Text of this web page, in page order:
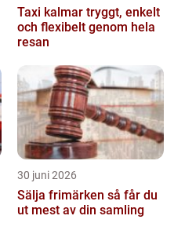
Taxi kalmar tryggt, enkelt
och flexibelt genom hela
resan
30 juni 2026
Sälja frimärken så får du
ut mest av din samling